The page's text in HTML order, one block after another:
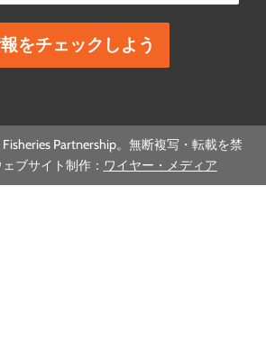
Partnership。無断複写・転載を禁
ブサイト制作： ワイヤー・メディア